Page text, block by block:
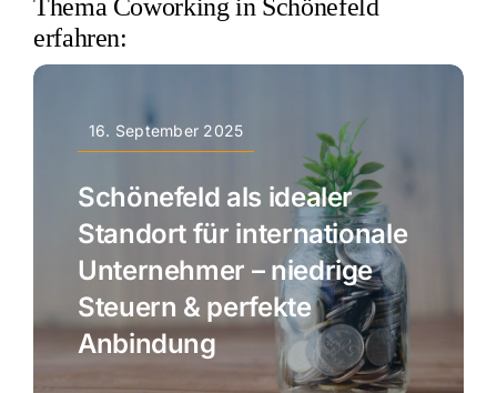
Thema Coworking in Schönefeld
erfahren:
16. September 2025
Schönefeld als idealer
Standort für internationale
Unternehmer – niedrige
Steuern & perfekte
Anbindung